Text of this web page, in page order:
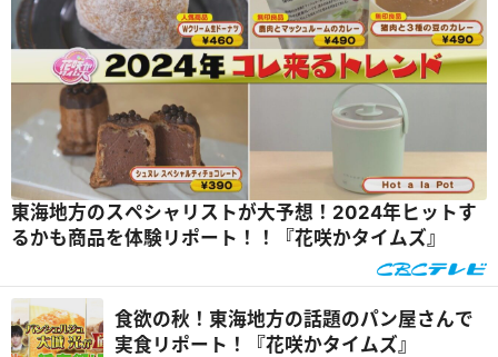
東海地方のスペシャリストが大予想！2024年ヒットす
るかも商品を体験リポート！！『花咲かタイムズ』
食欲の秋！東海地方の話題のパン屋さんで
実食リポート！『花咲かタイムズ』